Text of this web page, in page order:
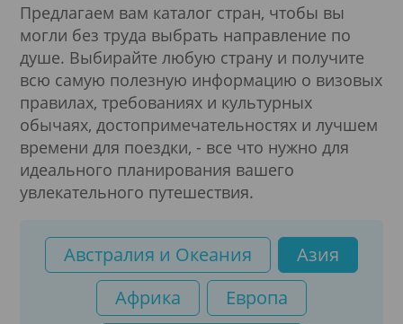
Предлагаем вам каталог стран, чтобы вы
могли без труда выбрать направление по
душе. Выбирайте любую страну и получите
всю самую полезную информацию о визовых
правилах, требованиях и культурных
обычаях, достопримечательностях и лучшем
времени для поездки, - все что нужно для
идеального планирования вашего
увлекательного путешествия.
Австралия и Океания
Азия
Африка
Европа